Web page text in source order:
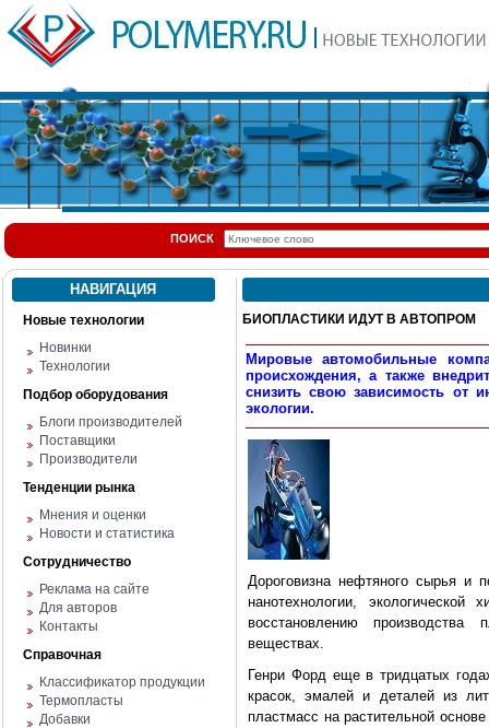
ПОИСК
НАВИГАЦИЯ
Новые технологии
Новинки
Технологии
Подбор оборудования
Блоги производителей
Поставщики
Производители
Тенденции рынка
Мнения и оценки
Новости и статистика
Сотрудничество
Реклама на сайте
Для авторов
Контакты
Справочная
Классификатор продукции
Термопласты
Добавки
БИОПЛАСТИКИ ИДУТ В АВТОПРОМ
Мировые автомобильные
происхождения, а также
снизить свою зависимость от
экологии.
Дороговизна нефтяного сырья и
нанотехнологии,
восстановлению
веществах.
Генри Форд еще в тридцатых
красок, эмалей и деталей из
пластмасс на растительной